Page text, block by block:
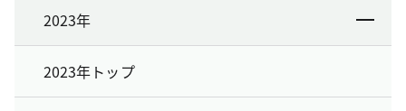
2023年
2023年トップ